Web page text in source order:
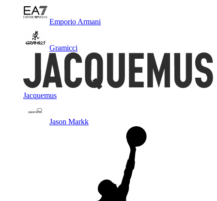
Emporio Armani
Gramicci
Jacquemus
Jason Markk